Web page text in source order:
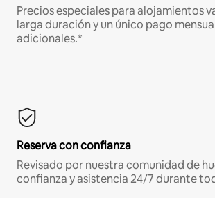
Precios especiales para alojamientos
larga duración y un único pago
adicionales.*
Reserva con confianza
Revisado por nuestra comunidad de
confianza y asistencia 24/7 durante